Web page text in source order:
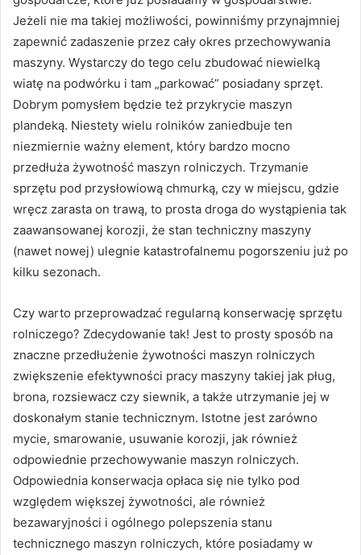
Jeżeli nie ma takiej możliwości, powinniśmy przynajmniej
zapewnić zadaszenie przez cały okres przechowywania
maszyny. Wystarczy do tego celu zbudować niewielką
wiatę na podwórku i tam „parkować” posiadany sprzęt.
Dobrym pomysłem będzie też przykrycie maszyn
plandeką. Niestety wielu rolników zaniedbuje ten
niezmiernie ważny element, który bardzo mocno
przedłuża żywotność maszyn rolniczych. Trzymanie
sprzętu pod przysłowiową chmurką, czy w miejscu, gdzie
wręcz zarasta on trawą, to prosta droga do wystąpienia tak
zaawansowanej korozji, że stan techniczny maszyny
(nawet nowej) ulegnie katastrofalnemu pogorszeniu już po
kilku sezonach.
Czy warto przeprowadzać regularną konserwację sprzętu
rolniczego? Zdecydowanie tak! Jest to prosty sposób na
znaczne przedłużenie żywotności maszyn rolniczych
zwiększenie efektywności pracy maszyny takiej jak pług,
brona, rozsiewacz czy siewnik, a także utrzymanie jej w
doskonałym stanie technicznym. Istotne jest zarówno
mycie, smarowanie, usuwanie korozji, jak również
odpowiednie przechowywanie maszyn rolniczych.
Odpowiednia konserwacja opłaca się nie tylko pod
względem większej żywotności, ale również
bezawaryjności i ogólnego polepszenia stanu
technicznego maszyn rolniczych, które posiadamy w